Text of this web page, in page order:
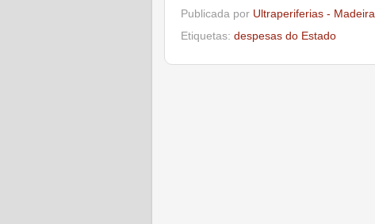
Publicada por Ultraperiferias - Madeira
Etiquetas: despesas do Estado